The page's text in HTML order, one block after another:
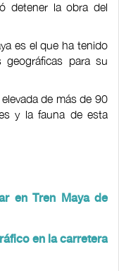
detener la obra del
es el que ha tenido
geográficas para su
de más de 90
y la fauna de esta
en Tren Maya de
en la carretera